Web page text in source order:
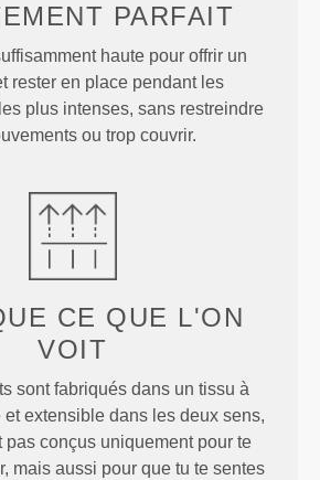
PARFAIT
haute pour offrir un
rester en place pendant les
plus intenses, sans restreindre
ou trop couvrir.
CE QUE L'ON
VOIT
sont fabriqués dans un tissu à
extensible dans les deux sens,
pas conçus uniquement pour te
mais aussi pour que tu te sentes